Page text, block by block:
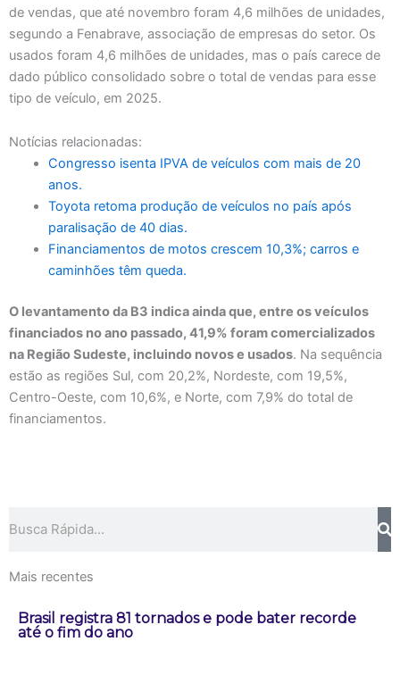
de vendas, que até novembro foram 4,6 milhões de unidades,
segundo a Fenabrave, associação de empresas do setor. Os
usados foram 4,6 milhões de unidades, mas o país carece de
dado público consolidado sobre o total de vendas para esse
tipo de veículo, em 2025.
Notícias relacionadas:
Congresso isenta IPVA de veículos com mais de 20
anos.
Toyota retoma produção de veículos no país após
paralisação de 40 dias.
Financiamentos de motos crescem 10,3%; carros e
caminhões têm queda.
O levantamento da B3 indica ainda que, entre os veículos
financiados no ano passado, 41,9% foram comercializados
na Região Sudeste, incluindo novos e usados. Na sequência
estão as regiões Sul, com 20,2%, Nordeste, com 19,5%,
Centro-Oeste, com 10,6%, e Norte, com 7,9% do total de
financiamentos.
Mais recentes
Brasil registra 81 tornados e pode bater recorde
até o fim do ano